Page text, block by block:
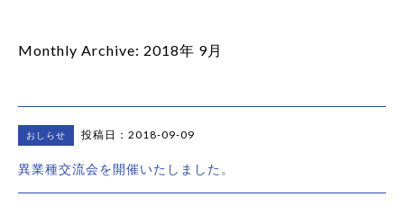
Monthly Archive: 2018年 9月
おしらせ 投稿日：2018-09-09
異業種交流会を開催いたしました。